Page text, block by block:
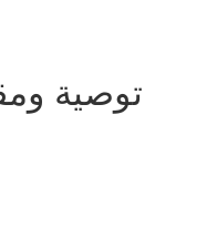
توصية